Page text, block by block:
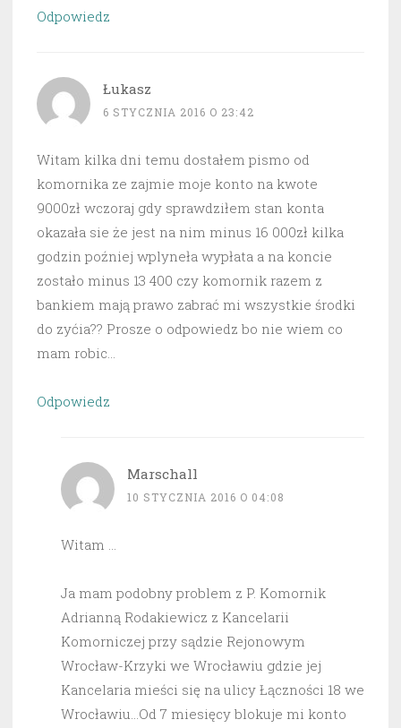
Odpowiedz
Łukasz
6 STYCZNIA 2016 O 23:42
Witam kilka dni temu dostałem pismo od
komornika ze zajmie moje konto na kwote
9000zł wczoraj gdy sprawdziłem stan konta
okazała sie że jest na nim minus 16 000zł kilka
godzin poźniej wplyneła wypłata a na koncie
zostało minus 13 400 czy komornik razem z
bankiem mają prawo zabrać mi wszystkie środki
do zyćia?? Prosze o odpowiedz bo nie wiem co
mam robic…
Odpowiedz
Marschall
10 STYCZNIA 2016 O 04:08
Witam …
Ja mam podobny problem z P. Komornik
Adrianną Rodakiewicz z Kancelarii
Komorniczej przy sądzie Rejonowym
Wrocław-Krzyki we Wrocławiu gdzie jej
Kancelaria mieści się na ulicy Łączności 18 we
Wrocławiu…Od 7 miesięcy blokuje mi konto